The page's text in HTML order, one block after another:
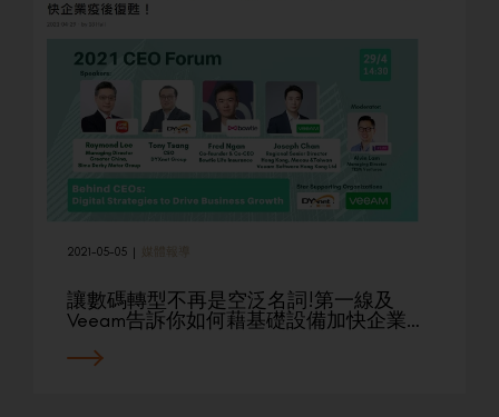
2021-05-05 媒體報導
讓數碼轉型不再是空泛名詞!第一線及
Veeam告訴你如何藉基礎設備加快企業…